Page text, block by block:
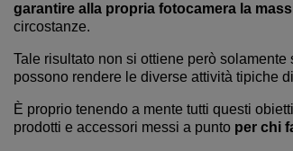
garantire alla propria fotocamera la
circostanze.
Tale risultato non si ottiene però
possono rendere le diverse attività tipiche
È proprio tenendo a mente tutti questi
prodotti e accessori messi a punto per chi